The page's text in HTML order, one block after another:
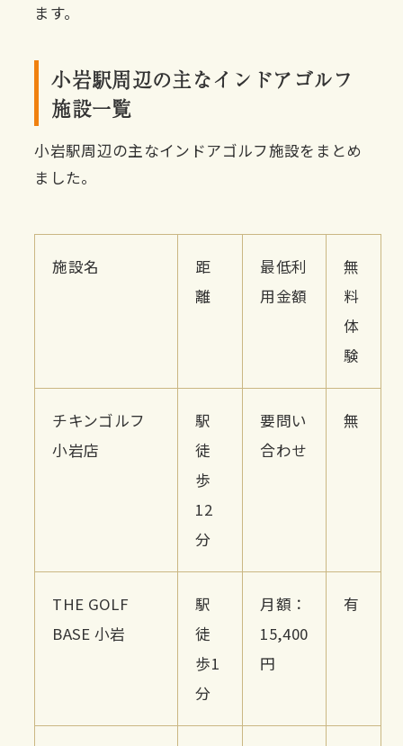
ます。
小岩駅周辺の主なインドアゴルフ
施設一覧
小岩駅周辺の主なインドアゴルフ施設をまとめ
ました。
施設名
距
離
最低利
用金額
無
料
体
験
チキンゴルフ
小岩店
駅
徒
歩
12
分
要問い
合わせ
無
THE GOLF
BASE 小岩
駅
徒
歩1
分
月額：
15,400
円
有